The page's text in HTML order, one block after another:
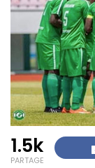
1.5k
PARTAGE